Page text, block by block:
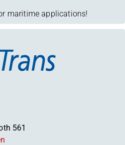
maritime applications!
561